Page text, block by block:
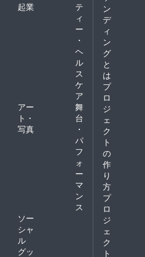
起業
テ
ィ
ー
・
ヘ
ル
ス
ケ
ア
アー
ト・
写真
舞
台
・
パ
フ
ォ
ー
マ
ン
ス
ソー
シャ
ル
グッ
ン
デ
ィ
ン
グ
と
は
プ
ロ
ジ
ェ
ク
ト
の
作
り
方
プ
ロ
ジ
ェ
ク
ト